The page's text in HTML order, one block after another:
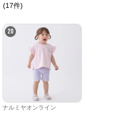
(17件)
20
ナルミヤオンライン